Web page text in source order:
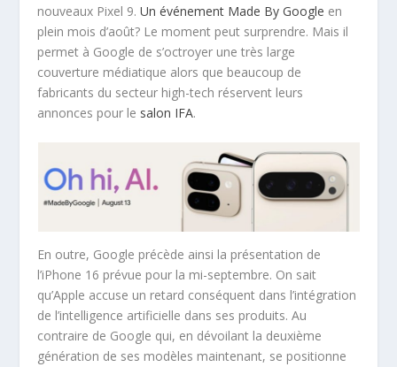
nouveaux Pixel 9.Un événement Made By Google en
plein mois d’août? Le moment peut surprendre. Mais il
permet à Google de s’octroyer une très large
couverture médiatique alors que beaucoup de
fabricants du secteur high-tech réservent leurs
annonces pour le salon IFA.
En outre, Google précède ainsi la présentation de
l’iPhone 16 prévue pour la mi-septembre. On sait
qu’Apple accuse un retard conséquent dans l’intégration
de l’intelligence artificielle dans ses produits. Au
contraire de Google qui, en dévoilant la deuxième
génération de ses modèles maintenant, se positionne